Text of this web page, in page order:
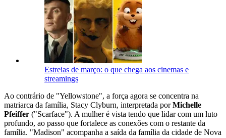
Estreias de março: o que chega aos cinemas e
streamings
Ao contrário de "Yellowstone", a força agora se concentra na
matriarca da família, Stacy Clyburn, interpretada porMichelle
Pfeiffer ("Scarface"). A mulher é vista tendo que lidar com um luto
profundo, ao passo que fortalece as conexões com o restante da
família. "Madison" acompanha a saída da família da cidade de Nova